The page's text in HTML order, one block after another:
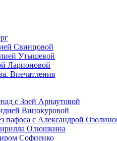
Свинцовой
Утышевой
Ларионовой
Впечатления
с Зоей Арнаутовой
Винокуровой
пафоса с Александрой
Олюшкина
Софиенко